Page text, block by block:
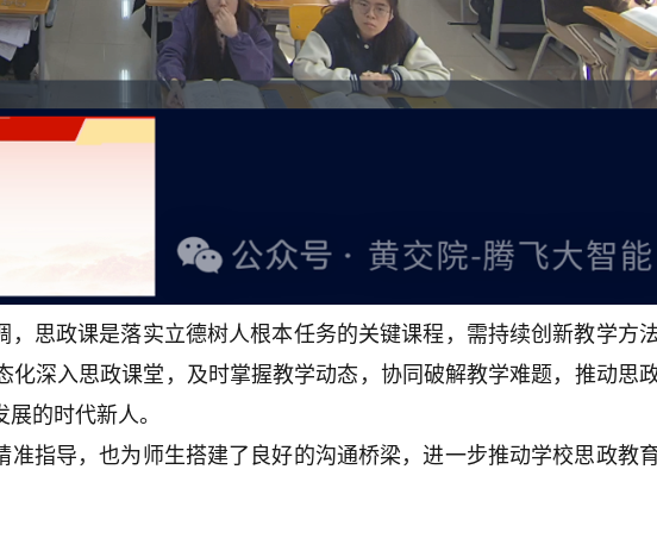
思政课是落实立德树人根本任务的关键课程，需持续创新教学方
深入思政课堂，及时掌握教学动态，协同破解教学难题，推动思
的时代新人。
指导，也为师生搭建了良好的沟通桥梁，进一步推动学校思政教